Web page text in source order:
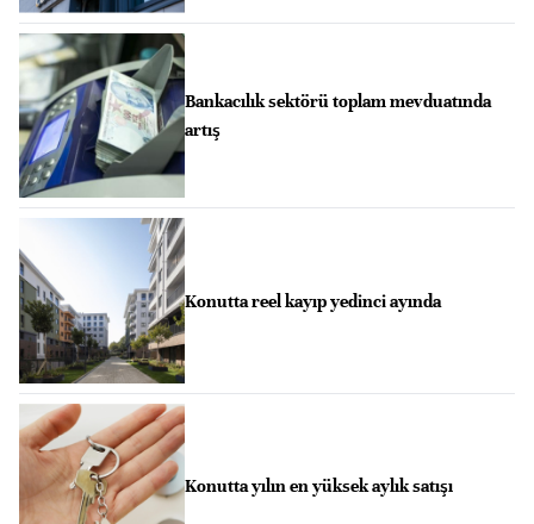
Bankacılık sektörü toplam mevduatında
artış
Konutta reel kayıp yedinci ayında
Konutta yılın en yüksek aylık satışı